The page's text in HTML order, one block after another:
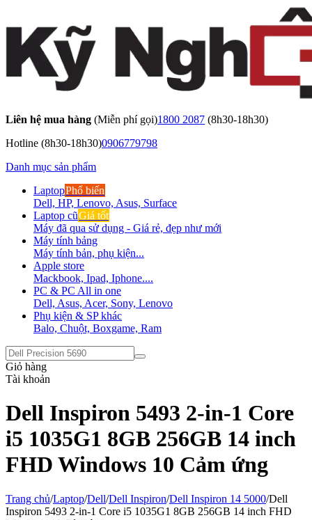
Liên hệ mua hàng (Miễn phí gọi)1800 2087 (8h30-18h30)
Hotline (8h30-18h30)0906779798
Danh mục sản phẩm
LaptopPhổ biến
Dell, HP, Lenovo, Asus, Surface
Laptop cũGiá tốt
Máy đã qua sử dụng - Giá rẻ, đẹp như mới
Máy tính bảng
Máy tính bản, phụ kiện...
Apple store
Mackbook, Ipad, Iphone....
PC & PC All in one
Dell, Asus, Acer, Sony, Lenovo
Phụ kiện & SP khác
Balo, Chuột, Boxgame, Ram
Giỏ hàng
Tài khoản
Dell Inspiron 5493 2-in-1 Core
i5 1035G1 8GB 256GB 14 inch
FHD Windows 10 Cảm ứng
Trang chủ/Laptop/Dell/Dell Inspiron/Dell Inspiron 14 5000/Dell
Inspiron 5493 2-in-1 Core i5 1035G1 8GB 256GB 14 inch FHD